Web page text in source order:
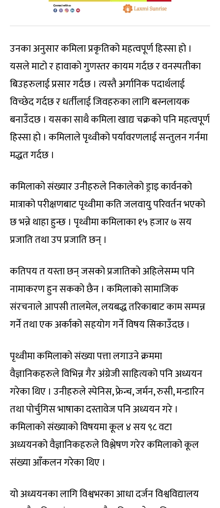
उनका अनुसार कमिला प्रकृतिको महत्वपूर्ण हिस्सा हो ।
यसले माटो र हावाको गुणस्तर कायम गर्दछ र वनस्पतीका
बिउहरुलाई प्रसार गर्दछ । त्यस्तै अर्गानिक पदार्थलाई
विच्छेद गर्दछ र धर्तीलाई जिवहरुका लागि बस्नलायक
बनाउँदछ । यसका साथै कमिला खाद्य चक्रको पनि महत्वपूर्ण
हिस्सा हो । कमिलाले पृथ्वीको पर्यावरणलाई सन्तुलन गर्नमा
मद्धत गर्दछ ।
कमिलाको संख्यार उनीहरुले निकालेको ड्राइ कार्वनको
मात्राको परीक्षणबाट पृथ्वीमा कति जलवायु परिवर्तन भएको
छ भन्ने थाहा हुन्छ । पृथ्वीमा कमिलाका १५ हजार ७ सय
प्रजाति तथा उप प्रजाति छन् ।
कतिपय त यस्ता छन् जसको प्रजातिको अहिलेसम्म पनि
नामाकरण हुन सकको छैन । कमिलाको सामाजिक
संरचनाले आपसी तालमेल, लयबद्ध तरिकाबाट काम सम्पन्न
गर्ने तथा एक अर्काको सहयोग गर्ने विषय सिकाउँदछ ।
पृथ्वीमा कमिलाको संख्या पत्ता लगाउने क्रममा
वैज्ञानिकहरुले विभिन्न गैर अंग्रेजी साहित्यको पनि अध्ययन
गरेका थिए । उनीहरुले स्पेनिस, फ्रेन्च, जर्मन, रुसी, मन्डारिन
तथा पोर्चुगिस भाषाका दस्तावेज पनि अध्ययन गरे ।
कमिलाको संख्याको विषयमा कूल ४ सय ९८ वटा
अध्ययनको वैज्ञानिकहरुले विश्लेषण गरेर कमिलाको कूल
संख्या आँकलन गरेका थिए ।
यो अध्ययनका लागि विश्वभरका आधा दर्जन विश्वविद्यालय